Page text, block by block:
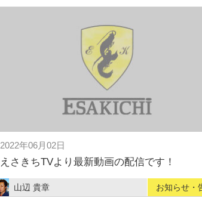
2022年06月02日
えさきちTVより最新動画の配信です！
山辺 貴章 お知らせ・